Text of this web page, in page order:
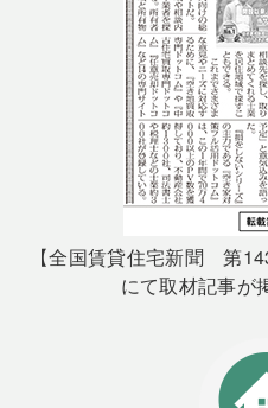
【全国賃貸住宅新聞 第
にて取材記事が